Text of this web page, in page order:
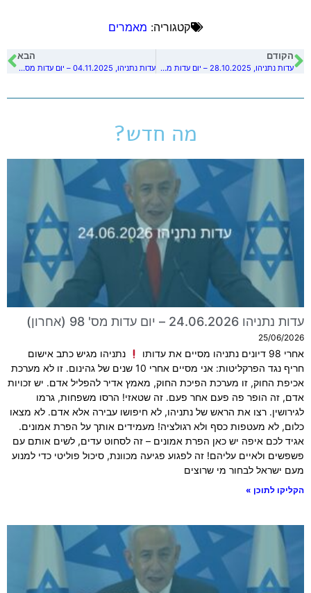
קטגוריה: מאמרים
הקודם
עדות נתניהו, 28.10.2025 – יום עדות מס' 46
הבא
עדות נתניהו, 04.11.2025 – יום עדות מס' 48
מה חדש?
עדות נתניהו 24.06.2026 – יום עדות מס' 98 (אחרון)
25/06/2026
אחרי 98 דיונים נתניהו מסיים את עדותו
נתניהו מגיש כתב אישום
חריף נגד הפרקליטות: אני מסיים אחרי 10 שנים של גהינום. זו לא מערכת
אכיפת החוק, זו מערכת הפיכת החוק, מאמץ אדיר להפליל אדם. יש זכויות
אדם, זה הופר פה פעם אחר פעם. זה שטאזי! הרסו משפחות, גרמו
לגירושין. רצו את הראש של נתניהו, לא חיפושו עבירה אלא אדם. לא מצאו
כלום, לא מעטפות כסף ולא רגולציה! מעמידים אותך על הפרת אמונים.
אגיד לכם איפה יש כאן הפרת אמונים – זה לסחוט עדים, לשים אותם עם
פשפשים ולאיים עליהם! זה לפגוע פגיעה מכוונת, סיכול פוליטי כדי למנוע
מעם ישראל לבחור מי שרוצים
הקליקו לתוכן »